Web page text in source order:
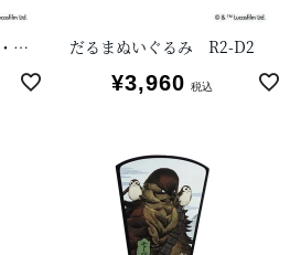
だるまぬいぐるみ ダース・ベイダー だるまぬいぐるみ R2-D2
¥3,960 税込